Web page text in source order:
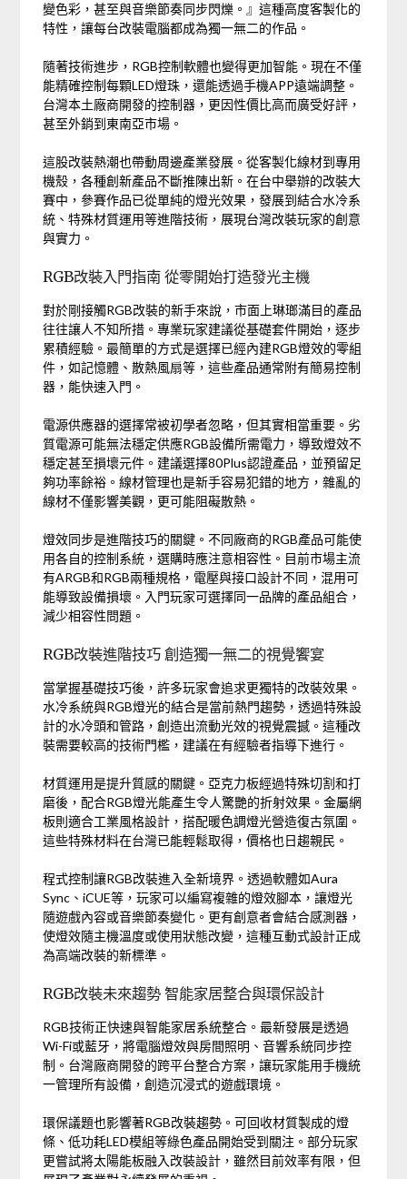
變色彩，甚至與音樂節奏同步閃爍。』這種高度客製化的
特性，讓每台改裝電腦都成為獨一無二的作品。
隨著技術進步，RGB控制軟體也變得更加智能。現在不僅
能精確控制每顆LED燈珠，還能透過手機APP遠端調整。
台灣本土廠商開發的控制器，更因性價比高而廣受好評，
甚至外銷到東南亞市場。
這股改裝熱潮也帶動周邊產業發展。從客製化線材到專用
機殼，各種創新產品不斷推陳出新。在台中舉辦的改裝大
賽中，參賽作品已從單純的燈光效果，發展到結合水冷系
統、特殊材質運用等進階技術，展現台灣改裝玩家的創意
與實力。
RGB改裝入門指南 從零開始打造發光主機
對於剛接觸RGB改裝的新手來說，市面上琳瑯滿目的產品
往往讓人不知所措。專業玩家建議從基礎套件開始，逐步
累積經驗。最簡單的方式是選擇已經內建RGB燈效的零組
件，如記憶體、散熱風扇等，這些產品通常附有簡易控制
器，能快速入門。
電源供應器的選擇常被初學者忽略，但其實相當重要。劣
質電源可能無法穩定供應RGB設備所需電力，導致燈效不
穩定甚至損壞元件。建議選擇80Plus認證產品，並預留足
夠功率餘裕。線材管理也是新手容易犯錯的地方，雜亂的
線材不僅影響美觀，更可能阻礙散熱。
燈效同步是進階技巧的關鍵。不同廠商的RGB產品可能使
用各自的控制系統，選購時應注意相容性。目前市場主流
有ARGB和RGB兩種規格，電壓與接口設計不同，混用可
能導致設備損壞。入門玩家可選擇同一品牌的產品組合，
減少相容性問題。
RGB改裝進階技巧 創造獨一無二的視覺饗宴
當掌握基礎技巧後，許多玩家會追求更獨特的改裝效果。
水冷系統與RGB燈光的結合是當前熱門趨勢，透過特殊設
計的水冷頭和管路，創造出流動光效的視覺震撼。這種改
裝需要較高的技術門檻，建議在有經驗者指導下進行。
材質運用是提升質感的關鍵。亞克力板經過特殊切割和打
磨後，配合RGB燈光能產生令人驚艷的折射效果。金屬網
板則適合工業風格設計，搭配暖色調燈光營造復古氛圍。
這些特殊材料在台灣已能輕鬆取得，價格也日趨親民。
程式控制讓RGB改裝進入全新境界。透過軟體如Aura
Sync、iCUE等，玩家可以編寫複雜的燈效腳本，讓燈光
隨遊戲內容或音樂節奏變化。更有創意者會結合感測器，
使燈效隨主機溫度或使用狀態改變，這種互動式設計正成
為高端改裝的新標準。
RGB改裝未來趨勢 智能家居整合與環保設計
RGB技術正快速與智能家居系統整合。最新發展是透過
Wi-Fi或藍牙，將電腦燈效與房間照明、音響系統同步控
制。台灣廠商開發的跨平台整合方案，讓玩家能用手機統
一管理所有設備，創造沉浸式的遊戲環境。
環保議題也影響著RGB改裝趨勢。可回收材質製成的燈
條、低功耗LED模組等綠色產品開始受到關注。部分玩家
更嘗試將太陽能板融入改裝設計，雖然目前效率有限，但